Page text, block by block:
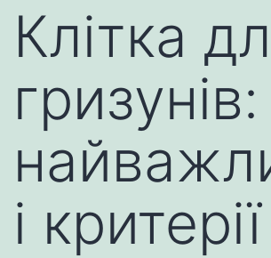
Клітка
гризунів:
і критерії